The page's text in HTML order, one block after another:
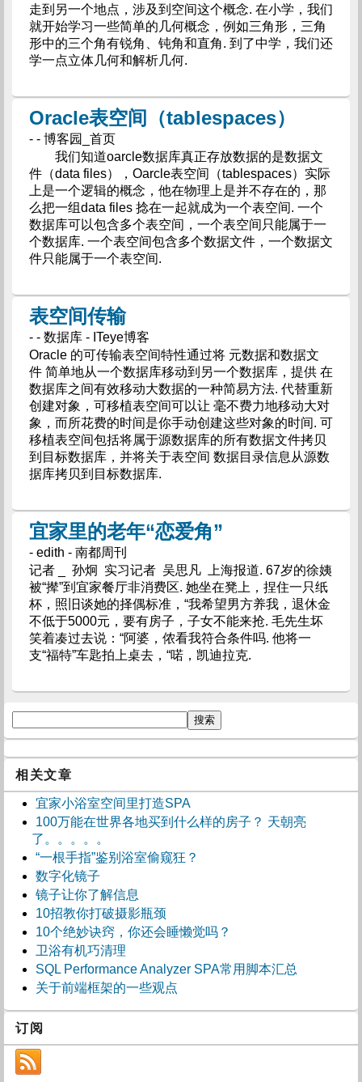
走到另一个地点，涉及到空间这个概念. 在小学，我们
就开始学习一些简单的几何概念，例如三角形，三角
形中的三个角有锐角、钝角和直角. 到了中学，我们还
学一点立体几何和解析几何.
Oracle表空间（tablespaces）
- - 博客园_首页
我们知道oarcle数据库真正存放数据的是数据文
件（data files），Oarcle表空间（tablespaces）实际
上是一个逻辑的概念，他在物理上是并不存在的，那
么把一组data files 捻在一起就成为一个表空间. 一个
数据库可以包含多个表空间，一个表空间只能属于一
个数据库. 一个表空间包含多个数据文件，一个数据文
件只能属于一个表空间.
表空间传输
- - 数据库 - ITeye博客
Oracle 的可传输表空间特性通过将 元数据和数据文
件 简单地从一个数据库移动到另一个数据库，提供 在
数据库之间有效移动大数据的一种简易方法. 代替重新
创建对象，可移植表空间可以让 毫不费力地移动大对
象，而所花费的时间是你手动创建这些对象的时间. 可
移植表空间包括将属于源数据库的所有数据文件拷贝
到目标数据库，并将关于表空间 数据目录信息从源数
据库拷贝到目标数据库.
宜家里的老年“恋爱角”
- edith - 南都周刊
记者 _ 孙炯 实习记者 吴思凡 上海报道. 67岁的徐姨
被“撵”到宜家餐厅非消费区. 她坐在凳上，捏住一只纸
杯，照旧谈她的择偶标准，“我希望男方养我，退休金
不低于5000元，要有房子，子女不能来抢. 毛先生坏
笑着凑过去说：“阿婆，侬看我符合条件吗. 他将一
支“福特”车匙拍上桌去，“喏，凯迪拉克.
相关文章
宜家小浴室空间里打造SPA
100万能在世界各地买到什么样的房子？ 天朝亮
了。。。。。
“一根手指”鉴别浴室偷窥狂？
数字化镜子
镜子让你了解信息
10招教你打破摄影瓶颈
10个绝妙诀窍，你还会睡懒觉吗？
卫浴有机巧清理
SQL Performance Analyzer SPA常用脚本汇总
关于前端框架的一些观点
订阅